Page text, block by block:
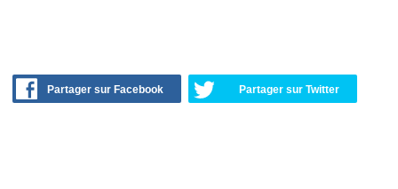
Partager sur Facebook Partager sur Twitter